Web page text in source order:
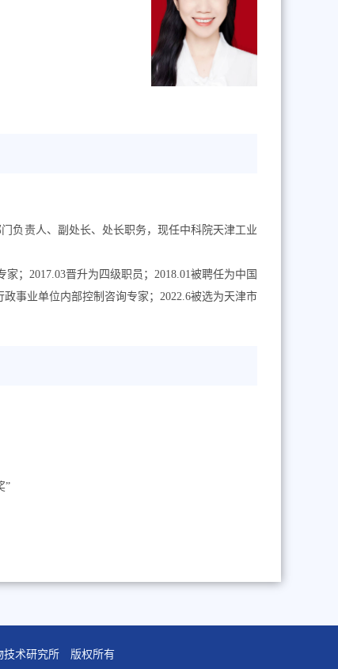
负责人、副处长、处长职务，现任中科院天津工业
； 2017.03晋升为四级职员； 2018.01被聘任为中国
事业单位内部控制咨询专家； 2022.6被选为天津市
”
技术研究所 版权所有